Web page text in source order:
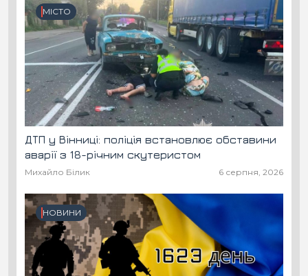
МІСТО
ДТП у Вінниці: поліція встановлює обставини
аварії з 18-річним скутеристом
Михайло Білик 6 серпня, 2026
НОВИНИ